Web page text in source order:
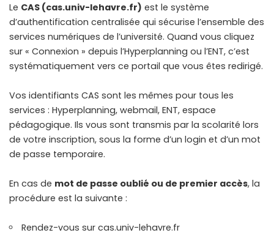
Le CAS (cas.univ-lehavre.fr) est le système
d’authentification centralisée qui sécurise l’ensemble des
services numériques de l’université. Quand vous cliquez
sur « Connexion » depuis l’Hyperplanning ou l’ENT, c’est
systématiquement vers ce portail que vous êtes redirigé.
Vos identifiants CAS sont les mêmes pour tous les
services : Hyperplanning, webmail, ENT, espace
pédagogique. Ils vous sont transmis par la scolarité lors
de votre inscription, sous la forme d’un login et d’un mot
de passe temporaire.
En cas de mot de passe oublié ou de premier accès, la
procédure est la suivante :
Rendez-vous sur cas.univ-lehavre.fr